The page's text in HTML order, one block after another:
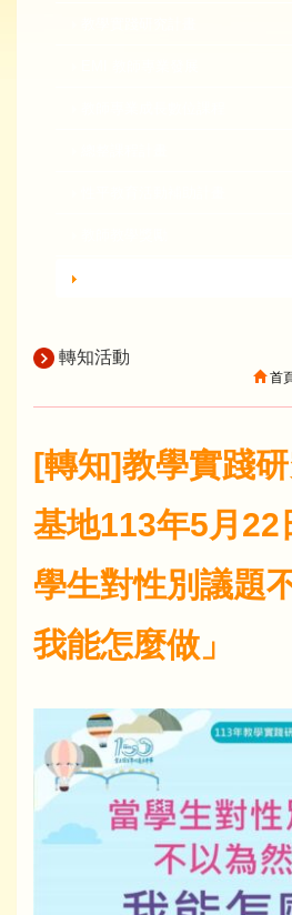
轉知活動
首
[轉知]教學實踐
基地113年5月22
學生對性別議題
我能怎麼做」